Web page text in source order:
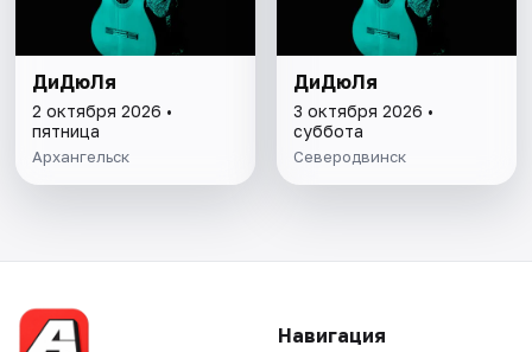
ДиДюЛя
2 октября 2026 •
пятница
Архангельск
ДиДюЛя
3 октября 2026 •
суббота
Северодвинск
Навигация